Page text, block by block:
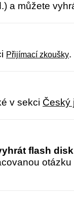
a můžete
Přijímací zkoušky.
v sekci Český
flash
otázku